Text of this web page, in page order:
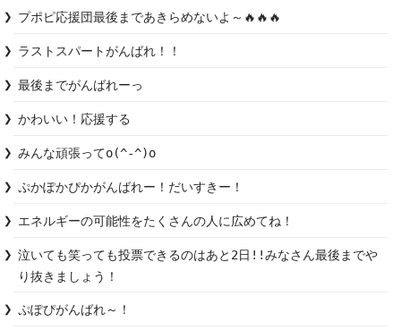
プポピ応援団最後まであきらめないよ～🔥🔥🔥
ラストスパートがんばれ！！
最後までがんばれーっ
かわいい！応援する
みんな頑張ってo(^-^)o
ぷかぽかぴかがんばれー！だいすきー！
エネルギーの可能性をたくさんの人に広めてね！
泣いても笑っても投票できるのはあと2日!!みなさん最後までや
り抜きましょう！
ぷぽぴがんばれ～！